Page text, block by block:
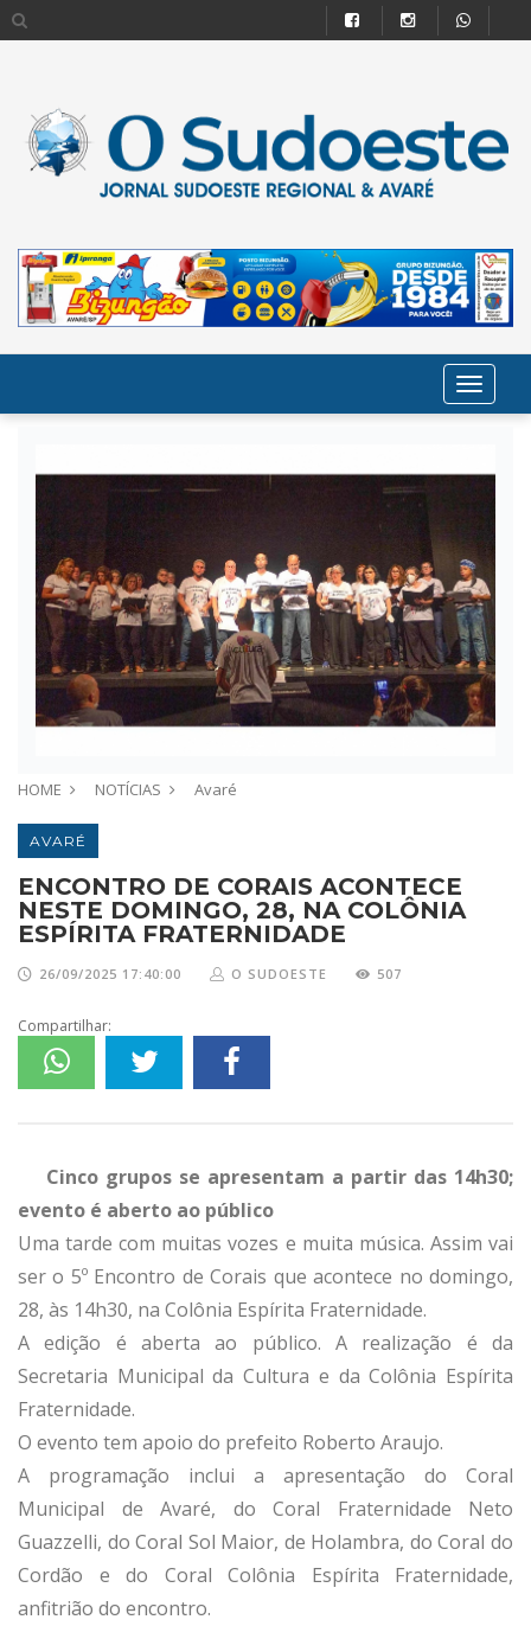
HOME NOTÍCIAS Avaré
AVARÉ
ENCONTRO DE CORAIS ACONTECE
NESTE DOMINGO, 28, NA COLÔNIA
ESPÍRITA FRATERNIDADE
26/09/2025 17:40:00 O SUDOESTE 507
Compartilhar:
Cinco grupos se apresentam a partir das 14h30;
evento é aberto ao público
Uma tarde com muitas vozes e muita música. Assim vai
ser o 5º Encontro de Corais que acontece no domingo,
28, às 14h30, na Colônia Espírita Fraternidade.
A edição é aberta ao público. A realização é da
Secretaria Municipal da Cultura e da Colônia Espírita
Fraternidade.
O evento tem apoio do prefeito Roberto Araujo.
A programação inclui a apresentação do Coral
Municipal de Avaré, do Coral Fraternidade Neto
Guazzelli, do Coral Sol Maior, de Holambra, do Coral do
Cordão e do Coral Colônia Espírita Fraternidade,
anfitrião do encontro.